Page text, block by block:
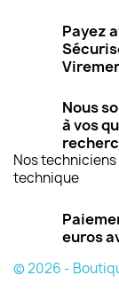
Payez
Nous
à vos
Nos
technique
euros
© 2026 -